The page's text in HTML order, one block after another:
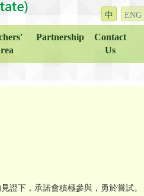
中 ENG
Partnership
Contact
Us
證下，承諾會積極參與，勇於嘗試。